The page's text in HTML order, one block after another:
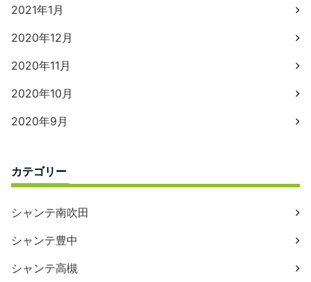
2021年1月
2020年12月
2020年11月
2020年10月
2020年9月
カテゴリー
シャンテ南吹田
シャンテ豊中
シャンテ高槻